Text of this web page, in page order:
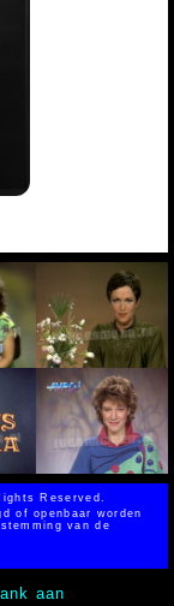
Reserved.
of openbaar worden
van de
aan